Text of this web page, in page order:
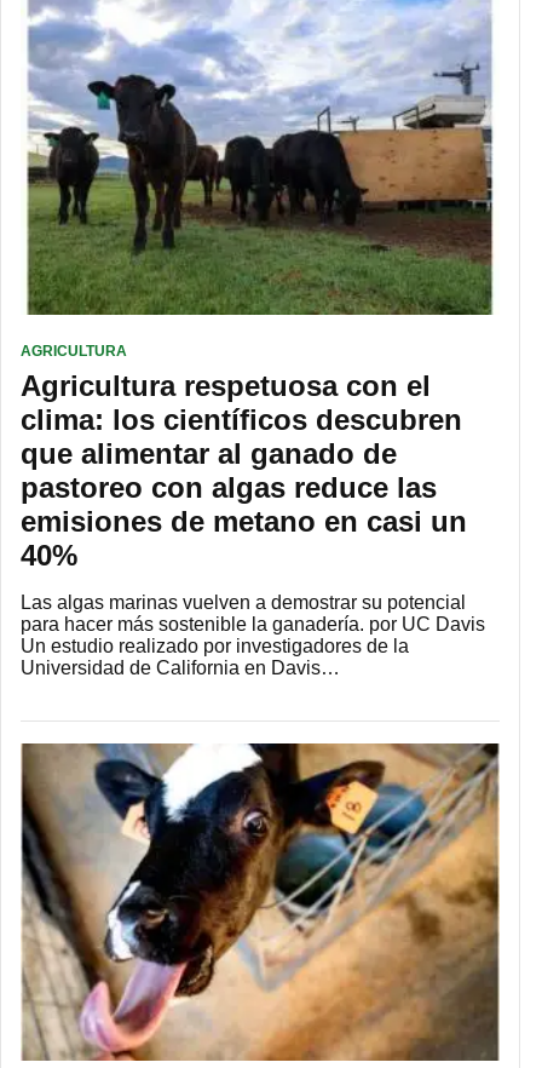
AGRICULTURA
Agricultura respetuosa con el
clima: los científicos descubren
que alimentar al ganado de
pastoreo con algas reduce las
emisiones de metano en casi un
40%
Las algas marinas vuelven a demostrar su potencial
para hacer más sostenible la ganadería. por UC Davis
Un estudio realizado por investigadores de la
Universidad de California en Davis…